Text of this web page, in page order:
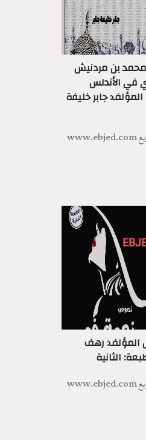
محمد بن مردنيش
في الأندلس
1134-1238 م) المؤلف: جابر خليفة
مؤسسة ابجد للترجمة والنشر والتوزيع www.ebjed.com
المؤلف: رهف
الثانية
مؤسسة ابجد للترجمة والنشر والتوزيع www.ebjed.com